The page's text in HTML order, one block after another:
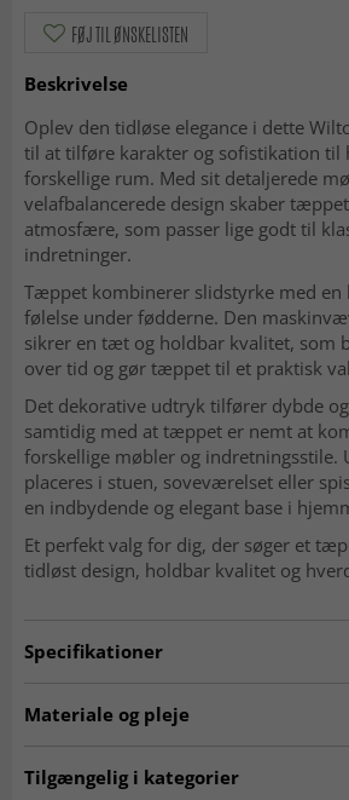
FØJ TIL ØNSKELISTEN
Beskrivelse
Oplev den tidløse elegance i dette
til at tilføre karakter og sofistikation til
forskellige rum. Med sit detaljerede
velafbalancerede design skaber
atmosfære, som passer lige godt til
indretninger.
Tæppet kombinerer slidstyrke med en
følelse under fødderne. Den
sikrer en tæt og holdbar kvalitet, som
over tid og gør tæppet til et praktisk
Det dekorative udtryk tilfører dybde
samtidig med at tæppet er nemt at
forskellige møbler og indretningsstile.
placeres i stuen, soveværelset eller
en indbydende og elegant base i
Et perfekt valg for dig, der søger et
tidløst design, holdbar kvalitet og
Specifikationer
Materiale og pleje
Tilgængelig i kategorier